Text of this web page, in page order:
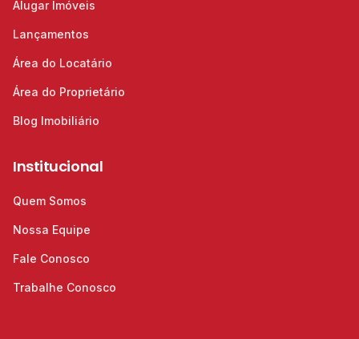
Alugar Imóveis
Lançamentos
Área do Locatário
Área do Proprietário
Blog Imobiliário
Institucional
Quem Somos
Nossa Equipe
Fale Conosco
Trabalhe Conosco